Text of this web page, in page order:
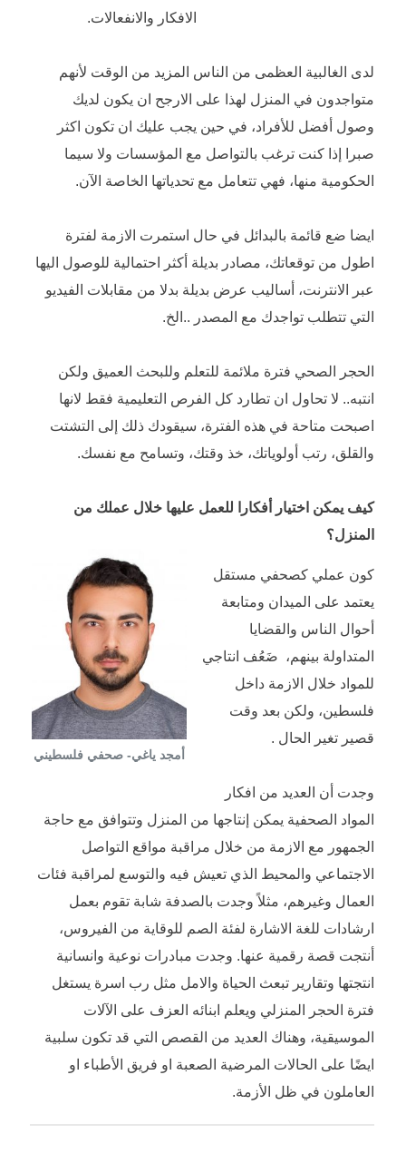
الافكار والانفعالات.
لدى الغالبية العظمى من الناس المزيد من الوقت لأنهم
متواجدون في المنزل لهذا على الارجح ان يكون لديك
وصول أفضل للأفراد، في حين يجب عليك ان تكون اكثر
صبرا إذا كنت ترغب بالتواصل مع المؤسسات ولا سيما
الحكومية منها، فهي تتعامل مع تحدياتها الخاصة الآن.
ايضا ضع قائمة بالبدائل في حال استمرت الازمة لفترة
اطول من توقعاتك، مصادر بديلة أكثر احتمالية للوصول اليها
عبر الانترنت، أساليب عرض بديلة بدلا من مقابلات الفيديو
التي تتطلب تواجدك مع المصدر ..الخ.
الحجر الصحي فترة ملائمة للتعلم وللبحث العميق ولكن
انتبه.. لا تحاول ان تطارد كل الفرص التعليمية فقط لانها
اصبحت متاحة في هذه الفترة، سيقودك ذلك إلى التشتت
والقلق، رتب أولوياتك، خذ وقتك، وتسامح مع نفسك.
كيف يمكن اختيار أفكارا للعمل عليها خلال عملك من
المنزل؟
أمجد ياغي- صحفي فلسطيني
كون عملي كصحفي مستقل
يعتمد على الميدان ومتابعة
أحوال الناس والقضايا
المتداولة بينهم، ضَعُف انتاجي
للمواد خلال الازمة داخل
فلسطين، ولكن بعد وقت
قصير تغير الحال .
وجدت أن العديد من افكار
المواد الصحفية يمكن إنتاجها من المنزل وتتوافق مع حاجة
الجمهور مع الازمة من خلال مراقبة مواقع التواصل
الاجتماعي والمحيط الذي تعيش فيه والتوسع لمراقبة فئات
العمال وغيرهم، مثلاً وجدت بالصدفة شابة تقوم بعمل
ارشادات للغة الاشارة لفئة الصم للوقاية من الفيروس،
أنتجت قصة رقمية عنها. وجدت مبادرات نوعية وانسانية
انتجتها وتقارير تبعث الحياة والامل مثل رب اسرة يستغل
فترة الحجر المنزلي ويعلم ابنائه العزف على الآلات
الموسيقية، وهناك العديد من القصص التي قد تكون سلبية
ايضًا على الحالات المرضية الصعبة او فريق الأطباء او
العاملون في ظل الأزمة.